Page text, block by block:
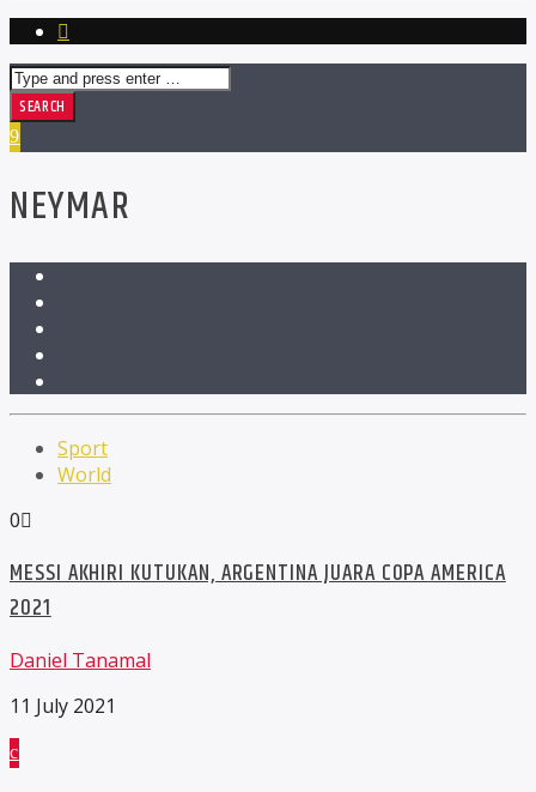
NEYMAR
Sport
World
0
MESSI AKHIRI KUTUKAN, ARGENTINA JUARA COPA AMERICA
2021
Daniel Tanamal
11 July 2021